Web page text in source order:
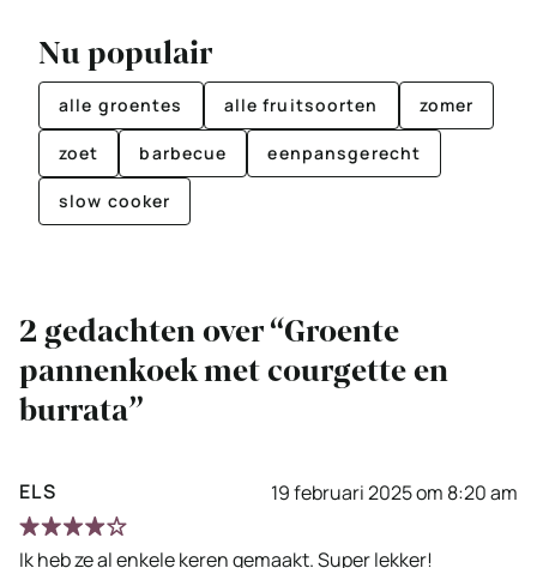
Nu populair
alle groentes alle fruitsoorten zomer
zoet barbecue eenpansgerecht
slow cooker
2 gedachten over “Groente
pannenkoek met courgette en
burrata”
ELS 19 februari 2025 om 8:20 am
Ik heb ze al enkele keren gemaakt. Super lekker!